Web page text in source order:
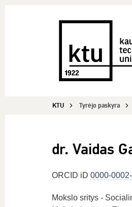
KTU Tyrėjo paskyra
dr. Vaidas
ORCID iD 0000-
Mokslo sritys -